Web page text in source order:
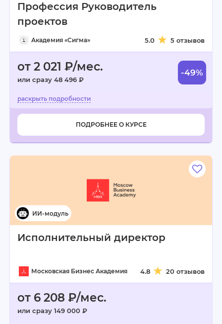
Профессия Руководитель
проектов
Академия «Сигма» 5.0 5 отзывов
от 2 021 ₽/мес.
или сразу 48 496 ₽
-49%
ПОДРОБНЕЕ О КУРСЕ
Исполнительный директор
Московская Бизнес Академия 4.8 20 отзывов
от 6 208 ₽/мес.
или сразу 149 000 ₽